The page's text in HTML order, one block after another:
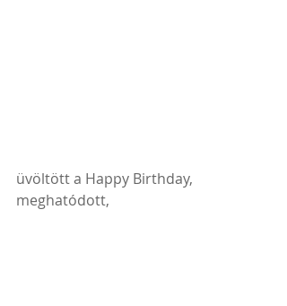
üvöltött a Happy Birthday,
meghatódott,